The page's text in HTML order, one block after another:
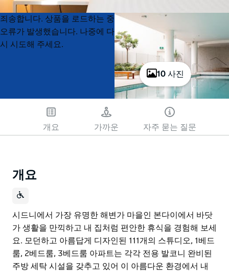
10 사진
Product
List
Product
List
죄송합니다. 상품을 로드하는 중
오류가 발생했습니다. 나중에 다
시 시도해 주세요.
개요 가까운 자주 묻는 질문
개요
시드니에서 가장 유명한 해변가 마을인 본다이에서 바닷
가 생활을 만끽하고 내 집처럼 편안한 휴식을 경험해 보세
요. 모던하고 아름답게 디자인된 111개의 스튜디오, 1베드
룸, 2베드룸, 3베드룸 아파트는 각각 전용 발코니 완비된
주방 세탁 시설을 갖추고 있어 이 아름다운 환경에서 내